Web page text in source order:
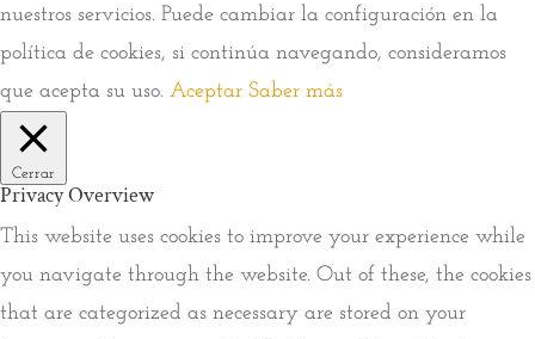
nuestros servicios. Puede cambiar la configuración en la
política de cookies, si continúa navegando, consideramos
que acepta su uso. Aceptar Saber más
Cerrar
Privacy Overview
This website uses cookies to improve your experience while
you navigate through the website. Out of these, the cookies
that are categorized as necessary are stored on your